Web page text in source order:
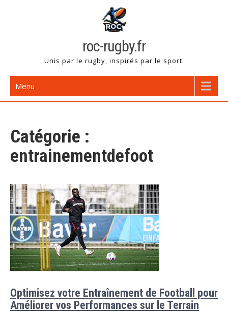
roc-rugby.fr
Unis par le rugby, inspirés par le sport.
Menu
Catégorie :
entrainementdefoot
Optimisez votre Entraînement de Football pour
Améliorer vos Performances sur le Terrain